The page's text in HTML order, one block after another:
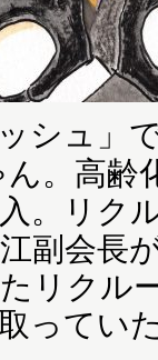
シュ」
。高齢
。リク
副会長
リクル
ってい